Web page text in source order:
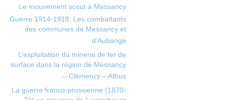
Le mouvement scout à Messancy
Guerre 1914-1918. Les combattants
des communes de Messancy et
d’Aubange
L’exploitation du minerai de fer de
surface dans la région de Messancy
– Clémency – Athus
La guerre franco-prussienne (1870-